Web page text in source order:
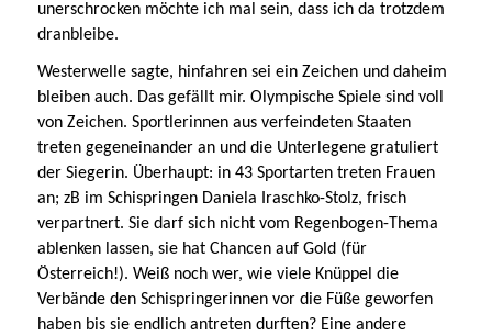
unerschrocken möchte ich mal sein, dass ich da trotzdem
dranbleibe.
Westerwelle sagte, hinfahren sei ein Zeichen und daheim
bleiben auch. Das gefällt mir. Olympische Spiele sind voll
von Zeichen. Sportlerinnen aus verfeindeten Staaten
treten gegeneinander an und die Unterlegene gratuliert
der Siegerin. Überhaupt: in 43 Sportarten treten Frauen
an; zB im Schispringen Daniela Iraschko-Stolz, frisch
verpartnert. Sie darf sich nicht vom Regenbogen-Thema
ablenken lassen, sie hat Chancen auf Gold (für
Österreich!). Weiß noch wer, wie viele Knüppel die
Verbände den Schispringerinnen vor die Füße geworfen
haben bis sie endlich antreten durften? Eine andere